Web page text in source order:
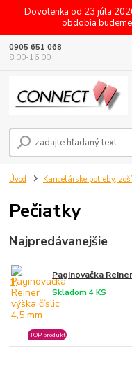
Dovolenka od 23 júla
obdobia
0905 651 068
8.00-16.00
Úvod Kancelárske potreby,
Pečiatky
Najpredávanejšie
1. Paginovačka
Skladom 4 KS
TOP produkt